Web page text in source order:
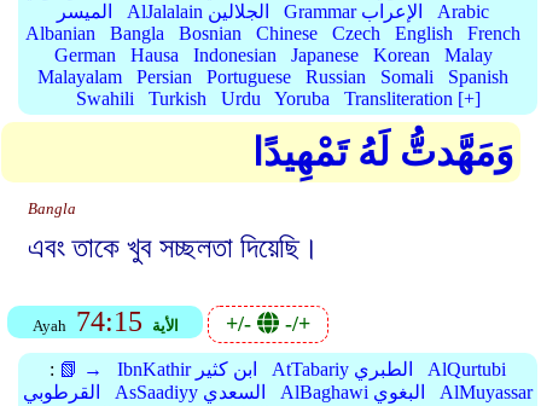
الميسر
AlJalalain الجلالين Grammar الإعراب
Arabic
Albanian
Bangla Bosnian Chinese Czech English
French
German
Hausa Indonesian Japanese Korean
Malay
Malayalam
Persian Portuguese Russian Somali
Spanish
Swahili
Turkish Urdu Yoruba Transliteration [+]
وَمَهَّدتُّ لَهُ تَمْهِيدًا
Bangla
এবং তাকে খুব সচ্ছলতা দিয়েছি।
Ayah 74:15 الأية +/- -/+
: 📗 → IbnKathir ابن كثير AtTabariy الطبري
AlQurtubi
القرطوبي
AsSaadiyy السعدي AlBaghawi البغوي
AlMuyassar